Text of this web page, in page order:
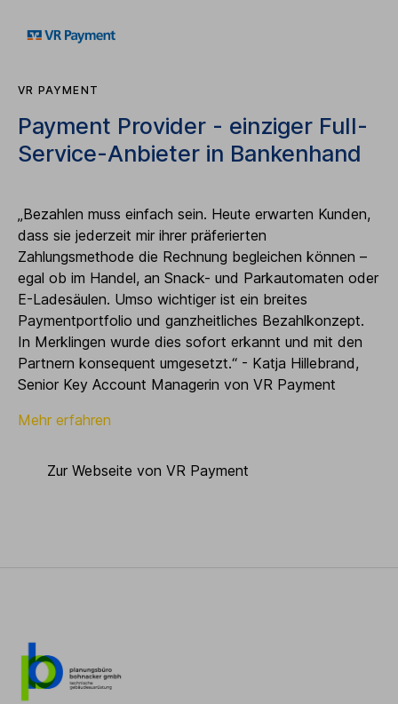
VR PAYMENT
Payment Provider - einziger Full-
Service-Anbieter in Bankenhand
„Bezahlen muss einfach sein. Heute erwarten Kunden,
dass sie jederzeit mir ihrer präferierten
Zahlungsmethode die Rechnung begleichen können –
egal ob im Handel, an Snack- und Parkautomaten oder
E-Ladesäulen. Umso wichtiger ist ein breites
Paymentportfolio und ganzheitliches Bezahlkonzept.
In Merklingen wurde dies sofort erkannt und mit den
Partnern konsequent umgesetzt.“ - Katja Hillebrand,
Senior Key Account Managerin von VR Payment
Mehr erfahren
Zur Webseite von VR Payment